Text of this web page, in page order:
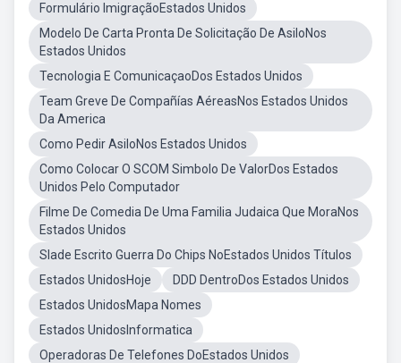
Formulário ImigraçãoEstados Unidos
Modelo De Carta Pronta De Solicitação De AsiloNos
Estados Unidos
Tecnologia E ComunicaçaoDos Estados Unidos
Team Greve De Compañías AéreasNos Estados Unidos
Da America
Como Pedir AsiloNos Estados Unidos
Como Colocar O SCOM Simbolo De ValorDos Estados
Unidos Pelo Computador
Filme De Comedia De Uma Familia Judaica Que MoraNos
Estados Unidos
Slade Escrito Guerra Do Chips NoEstados Unidos Títulos
Estados UnidosHoje
DDD DentroDos Estados Unidos
Estados UnidosMapa Nomes
Estados UnidosInformatica
Operadoras De Telefones DoEstados Unidos